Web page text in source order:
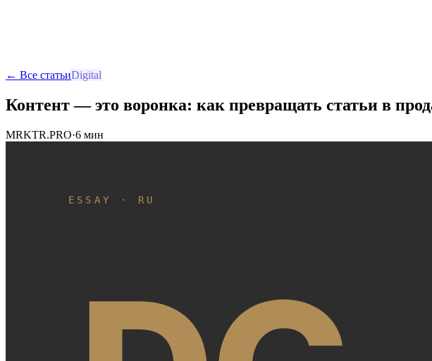
← Все статьиDigital
Контент — это воронка: как превращать статьи в
MRKTR.PRO·6 мин